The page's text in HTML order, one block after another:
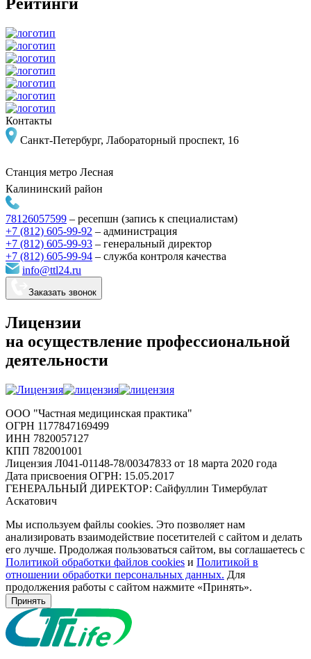
Контакты
Санкт-Петербург, Лабораторный проспект, 16
Станция метро Лесная
Калининский район
78126057599 – ресепшн (запись к специалистам)
+7 (812) 605-99-92 – администрация
+7 (812) 605-99-93 – генеральный директор
+7 (812) 605-99-94 – служба контроля качества
info@ttl24.ru
Заказать звонок
Лицензии
на осуществление профессиональной
деятельности
ООО "Частная медицинская практика"
ОГРН 1177847169499
ИНН 7820057127
КПП 782001001
Лицензия Л041-01148-78/00347833 от 18 марта 2020 года
Дата присвоения ОГРН: 15.05.2017
ГЕНЕРАЛЬНЫЙ ДИРЕКТОР: Сайфуллин Тимербулат
Аскатович
Мы используем файлы cookies. Это позволяет нам
анализировать взаимодействие посетителей с сайтом и делать
его лучше. Продолжая пользоваться сайтом, вы соглашаетесь с
Политикой обработки файлов cookies и Политикой в
отношении обработки персональных данных. Для
продолжения работы с сайтом нажмите «Принять».
Принять